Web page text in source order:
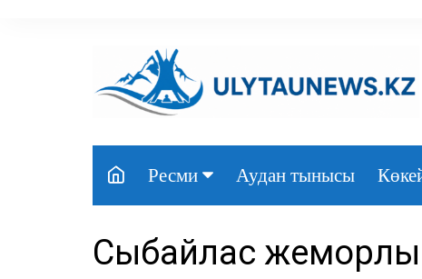
Ресми
Үкімет
Аудан тынысы
Сыбайлас